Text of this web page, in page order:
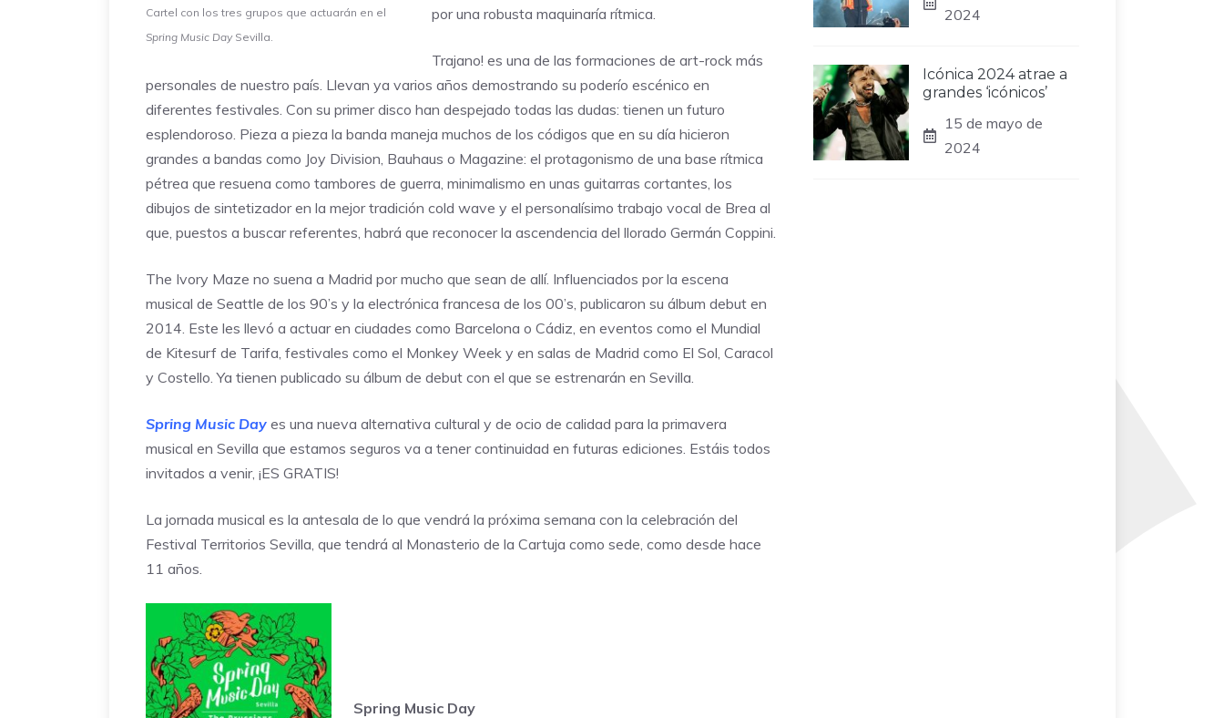
Cartel con los tres grupos que actuarán en el
Spring Music DaySevilla.
por una robusta maquinaría rítmica.
Trajano! es una de las formaciones de art-rock más
personales de nuestro país. Llevan ya varios años demostrando su poderío escénico en
diferentes festivales. Con su primer disco han despejado todas las dudas: tienen un futuro
esplendoroso. Pieza a pieza la banda maneja muchos de los códigos que en su día hicieron
grandes a bandas como Joy Division, Bauhaus o Magazine: el protagonismo de una base rítmica
pétrea que resuena como tambores de guerra, minimalismo en unas guitarras cortantes, los
dibujos de sintetizador en la mejor tradición cold wave y el personalísimo trabajo vocal de Brea al
que, puestos a buscar referentes, habrá que reconocer la ascendencia del llorado Germán Coppini.
The Ivory Maze no suena a Madrid por mucho que sean de allí. Influenciados por la escena
musical de Seattle de los 90’s y la electrónica francesa de los 00’s, publicaron su álbum debut en
2014. Este les llevó a actuar en ciudades como Barcelona o Cádiz, en eventos como el Mundial
de Kitesurf de Tarifa, festivales como el Monkey Week y en salas de Madrid como El Sol, Caracol
y Costello. Ya tienen publicado su álbum de debut con el que se estrenarán en Sevilla.
Spring Music Day es una nueva alternativa cultural y de ocio de calidad para la primavera
musical en Sevilla que estamos seguros va a tener continuidad en futuras ediciones. Estáis todos
invitados a venir, ¡ES GRATIS!
La jornada musical es la antesala de lo que vendrá la próxima semana con la celebración del
Festival Territorios Sevilla , que tendrá al Monasterio de la Cartuja como sede, como desde hace
11 años.
Spring Music Day
2024
Icónica 2024 atrae a
grandes ‘icónicos’
15 de mayo de
2024